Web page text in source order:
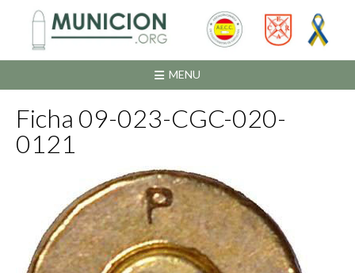
contenido
MENU
Ficha 09-023-CGC-020-
0121